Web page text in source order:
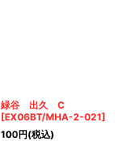
緑谷 出久 C
[EX06BT/MHA-2-021]
100円(税込)